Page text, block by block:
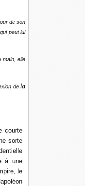
de son
peut lui
main, elle
dela
courte
sorte
à une
le